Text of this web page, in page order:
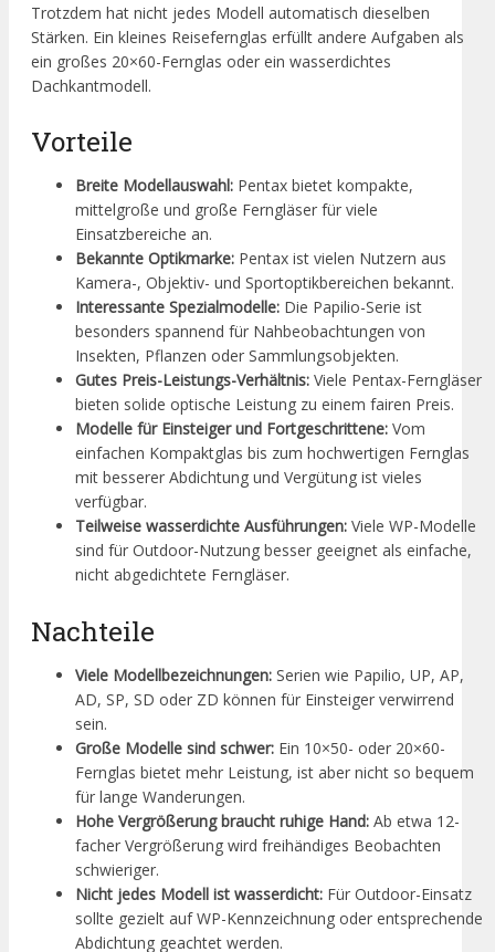
Trotzdem hat nicht jedes Modell automatisch dieselben
Stärken. Ein kleines Reisefernglas erfüllt andere Aufgaben als
ein großes 20×60-Fernglas oder ein wasserdichtes
Dachkantmodell.
Vorteile
Breite Modellauswahl: Pentax bietet kompakte,
mittelgroße und große Ferngläser für viele
Einsatzbereiche an.
Bekannte Optikmarke: Pentax ist vielen Nutzern aus
Kamera-, Objektiv- und Sportoptikbereichen bekannt.
Interessante Spezialmodelle: Die Papilio-Serie ist
besonders spannend für Nahbeobachtungen von
Insekten, Pflanzen oder Sammlungsobjekten.
Gutes Preis-Leistungs-Verhältnis: Viele Pentax-Ferngläser
bieten solide optische Leistung zu einem fairen Preis.
Modelle für Einsteiger und Fortgeschrittene: Vom
einfachen Kompaktglas bis zum hochwertigen Fernglas
mit besserer Abdichtung und Vergütung ist vieles
verfügbar.
Teilweise wasserdichte Ausführungen: Viele WP-Modelle
sind für Outdoor-Nutzung besser geeignet als einfache,
nicht abgedichtete Ferngläser.
Nachteile
Viele Modellbezeichnungen: Serien wie Papilio, UP, AP,
AD, SP, SD oder ZD können für Einsteiger verwirrend
sein.
Große Modelle sind schwer: Ein 10×50- oder 20×60-
Fernglas bietet mehr Leistung, ist aber nicht so bequem
für lange Wanderungen.
Hohe Vergrößerung braucht ruhige Hand: Ab etwa 12-
facher Vergrößerung wird freihändiges Beobachten
schwieriger.
Nicht jedes Modell ist wasserdicht: Für Outdoor-Einsatz
sollte gezielt auf WP-Kennzeichnung oder entsprechende
Abdichtung geachtet werden.